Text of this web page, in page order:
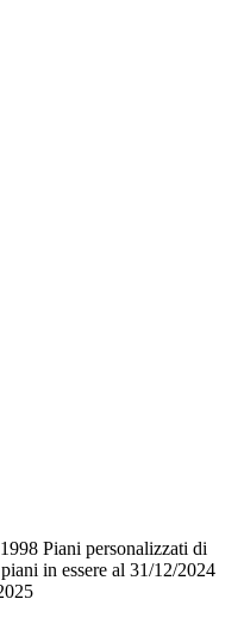
Piani personalizzati di
in essere al 31/12/2024